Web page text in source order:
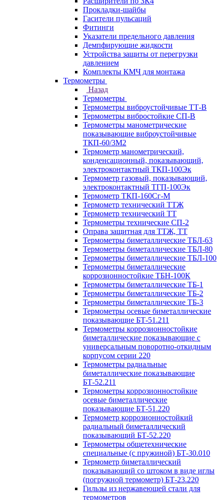
Прокладки-шайбы
Гасители пульсаций
Фитинги
Указатели предельного давления
Демпфирующие жидкости
Устройства защиты от перегрузки
давлением
Комплекты КМЧ для монтажа
Термометры
Назад
Термометры
Термометры виброустойчивые ТТ-В
Термометры вибростойкие СП-В
Термометры манометрические
показывающие виброустойчивые
ТКП-60/3М2
Термометр манометрический,
конденсационный, показывающий,
электроконтактный ТКП-100Эк
Термометр газовый, показывающий,
электроконтактный ТГП-100Эк
Термометр ТКП-160Сг-М
Термометр технический ТТЖ
Термометр технический ТТ
Термометры технические СП-2
Оправа защитная для ТТЖ, ТТ
Термометры биметаллические ТБЛ-63
Термометры биметаллические ТБЛ-80
Термометры биметаллические ТБЛ-100
Термометры биметаллические
коррозионностойкие ТБН-100К
Термометры биметаллические ТБ-1
Термометры биметаллические ТБ-2
Термометры биметаллические ТБ-3
Термометры осевые биметаллические
показывающие БТ-51.211
Термометры коррозионностойкие
биметаллические показывающие с
универсальным поворотно-откидным
корпусом серии 220
Термометры радиальные
биметаллические показывающие
БТ-52.211
Термометры коррозионностойкие
осевые биметаллические
показывающие БТ-51.220
Термометр коррозионностойкий
радиальный биметаллический
показывающий БТ-52.220
Термометры общетехнические
специальные (с пружиной) БТ-30.010
Термометр биметаллический
показывающий со штоком в виде иглы
(погружной термометр) БТ-23.220
Гильзы из нержавеющей стали для
термометров